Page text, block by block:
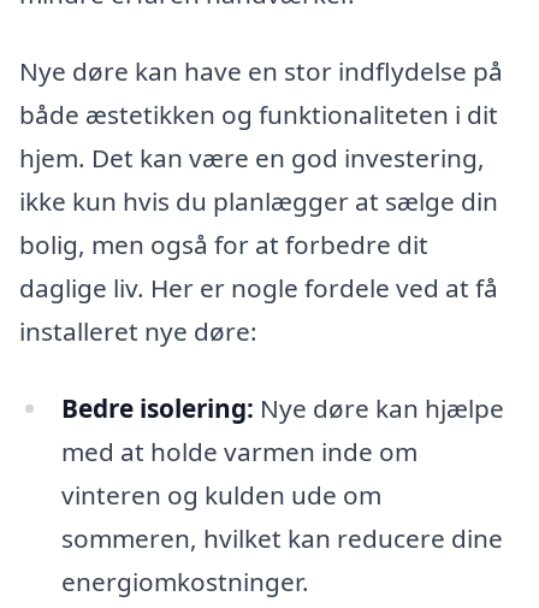
Nye døre kan have en stor indflydelse på
både æstetikken og funktionaliteten i dit
hjem. Det kan være en god investering,
ikke kun hvis du planlægger at sælge din
bolig, men også for at forbedre dit
daglige liv. Her er nogle fordele ved at få
installeret nye døre:
Bedre isolering: Nye døre kan hjælpe
med at holde varmen inde om
vinteren og kulden ude om
sommeren, hvilket kan reducere dine
energiomkostninger.